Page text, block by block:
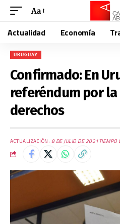
Aa
Actualidad Economía
URUGUAY
Confirmado: En
referéndum por
derechos
ACTUALIZACIÓN: 8 DE JULIO DE 2021TIEMPO